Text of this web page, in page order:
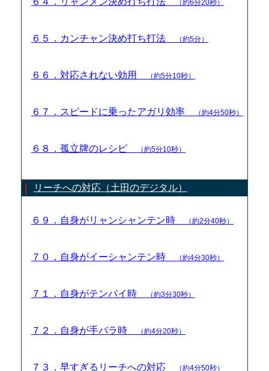
（約6分20秒）
６５．カンチャン決め打ち打法 （約5分）
６６．対応されない効用 （約5分10秒）
６７．スピードに乗ったアガリ効率 （約4分50秒）
６８．孤立牌のレシピ （約5分10秒）
リーチへの対応（土田のデジタル）
６９．自身がリャンシャンテン時 （約2分40秒）
７０．自身がイーシャンテン時 （約4分30秒）
７１．自身がテンパイ時 （約3分30秒）
７２．自身が手バラ時 （約4分20秒）
７３．早すぎるリーチへの対応 （約4分50秒）